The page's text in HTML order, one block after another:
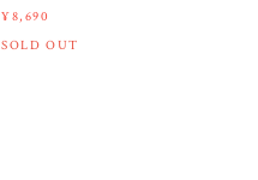
¥8,690
SOLD OUT